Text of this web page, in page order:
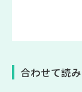
合わせて読